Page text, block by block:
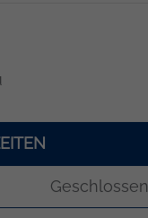
Geschlossen